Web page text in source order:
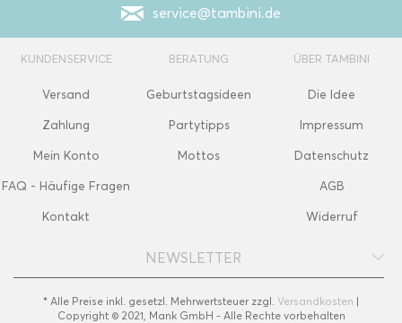
service@tambini.de
KUNDENSERVICE
Versand
Zahlung
Mein Konto
FAQ - Häufige Fragen
Kontakt
BERATUNG
Geburtstagsideen
Partytipps
Mottos
ÜBER TAMBINI
Die Idee
Impressum
Datenschutz
AGB
Widerruf
NEWSLETTER
* Alle Preise inkl. gesetzl. Mehrwertsteuer zzgl. Versandkosten |
Copyright © 2021, Mank GmbH - Alle Rechte vorbehalten